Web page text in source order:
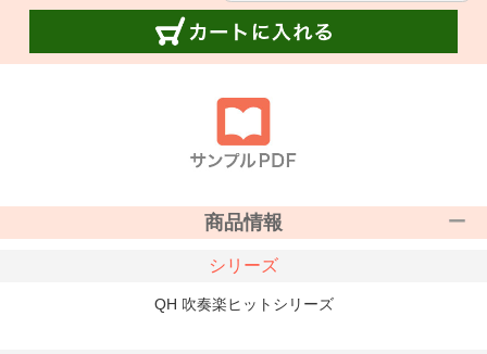
商品情報
シリーズ
QH 吹奏楽ヒットシリーズ